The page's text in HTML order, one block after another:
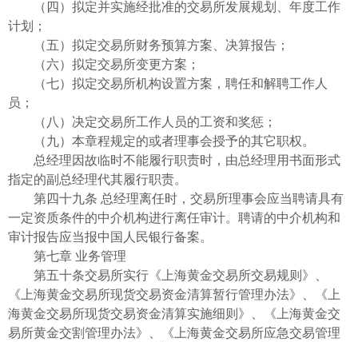
（四）拟定并实施经批准的交易所发展规划、年度工作
计划；
（五）拟定交易所财务预算方案、决算报告；
（六）拟定交易所变更方案；
（七）拟定交易所机构设置方案，聘任和解聘工作人
员；
（八）决定交易所工作人员的工资和奖惩；
（九）本章程规定的或者理事会授予的其它职权。
总经理因故临时不能履行职责时，由总经理用书面形式
指定的副总经理代其履行职责。
第四十九条 总经理离任时，交易所理事会应当聘请具有
一定资质条件的中介机构进行离任审计。聘请的中介机构和
审计报告应当报中国人民银行备案。
第七章 业务管理
第五十条交易所实行《上海黄金交易所交易规则》、
《上海黄金交易所现货交易资金清算暂行管理办法》、《上
海黄金交易所现货交易资金清算实施细则》、《上海黄金交
易所黄金交割管理办法》、《上海黄金交易所应急交易管理